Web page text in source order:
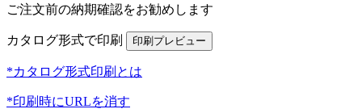
ご注文前の納期確認をお勧めします
カタログ形式で印刷
*カタログ形式印刷とは
*印刷時にURLを消す